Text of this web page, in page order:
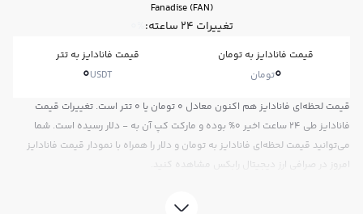
Fanadise (FAN)
تغییرات ۲۴ ساعته: 0%
قیمت فانادایز به تومان
0تومان
قیمت فانادایز به تتر
0USDT
قیمت لحظه‌ای فانادایز هم اکنون معادل 0 تومان یا 0 تتر است. تغییرات قیمت
فانادایز طی 24 ساعت اخیر 0% بوده و مارکت کپ آن به - دلار رسیده است. شما
می‌توانید قیمت لحظه‌ای فانادایز به تومان و دلار را همراه با نمودار قیمت فانادایز
امروز در صرافی ارز دیجیتال رابکس مشاهده کنید.